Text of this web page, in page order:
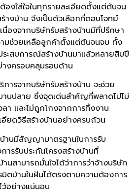
องใส่ใจในทุกรายละเอียดตั้งแต่ต้นจน
างบ้าน จึงเป็นตัวเลือกที่ตอบโจทย์
องจากบริษัทรับสร้างบ้านมีที่ปรึกษา
มช่วยเหลือลูกค้าตั้งแต่ต้นจนจบ ทั้ง
ะสบการณ์สร้างบ้านมาแล้วหลายสิบปี
งครอบคลุมรอบด้าน
การจากบริษัทรับสร้างบ้าน จะช่วย
านปลาย ซึ่งจุดเด่นสำคัญที่พลาดไปไม่
า และไม่ถูกโกงจากการทิ้งงาน
ยดวิธีสร้างบ้านอย่างครบถ้วน
านมีสัญญามาตรฐานในการรับ
ารรับประกันโครงสร้างบ้านที่
นสามารถมั่นใจได้ว่าการว่าจ้างบริษัท
มิตบ้านในฝันได้ตรงตามความต้องการ
ว้อย่างแน่นอน